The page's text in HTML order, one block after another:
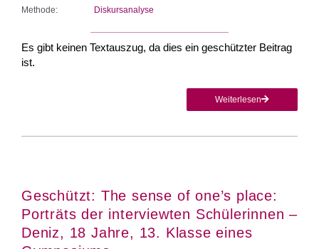
Methode: Diskursanalyse
Es gibt keinen Textauszug, da dies ein geschützter Beitrag
ist.
Weiterlesen
Geschützt: The sense of one’s place:
Porträts der interviewten Schülerinnen –
Deniz, 18 Jahre, 13. Klasse eines